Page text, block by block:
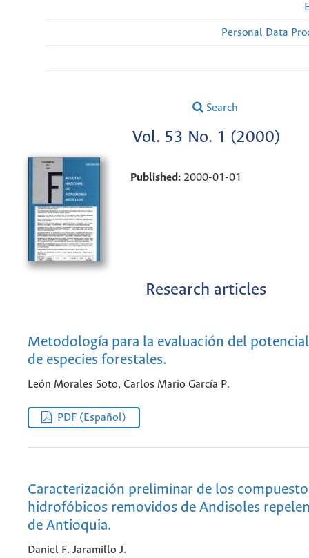
Personal Data
Search
Vol. 53 No. 1 (2000)
Published: 2000-01-01
Research articles
Metodología para la evaluación del
de especies forestales.
León Morales Soto, Carlos Mario García P.
PDF (Español)
Caracterización preliminar de los
hidrofóbicos removidos de Andisoles
de Antioquia.
Daniel F. Jaramillo J.